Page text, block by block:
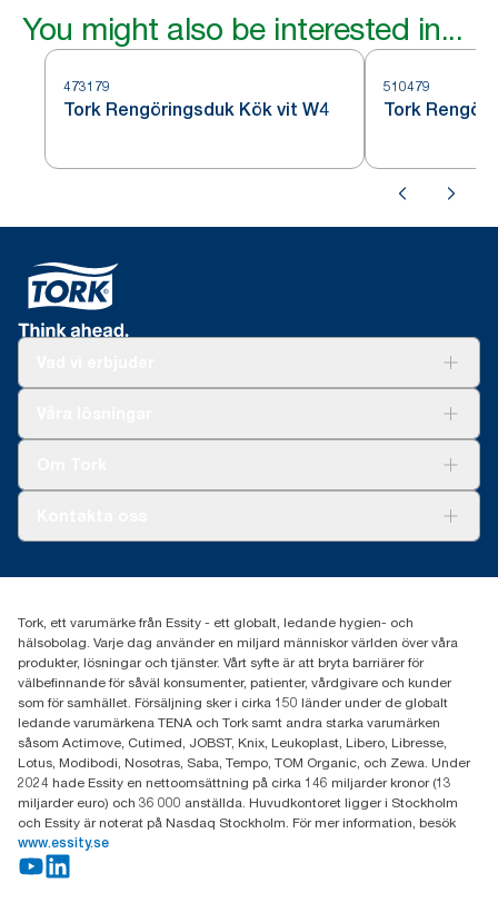
You might also be interested in...
473179
Tork Rengöringsduk Kök vit W4
510479
Tork
031-746 17 00
Tork, ett varumärke från Essity - ett globalt, ledande hygien- och
hälsobolag. Varje dag använder en miljard människor världen över våra
produkter, lösningar och tjänster. Vårt syfte är att bryta barriärer för
välbefinnande för såväl konsumenter, patienter, vårdgivare och kunder
som för samhället. Försäljning sker i cirka 150 länder under de globalt
ledande varumärkena TENA och Tork samt andra starka varumärken
såsom Actimove, Cutimed, JOBST, Knix, Leukoplast, Libero, Libresse,
Lotus, Modibodi, Nosotras, Saba, Tempo, TOM Organic, och Zewa. Under
2024 hade Essity en nettoomsättning på cirka 146 miljarder kronor (13
miljarder euro) och 36 000 anställda. Huvudkontoret ligger i Stockholm
och Essity är noterat på Nasdaq Stockholm. För mer information, besök
www.essity.se